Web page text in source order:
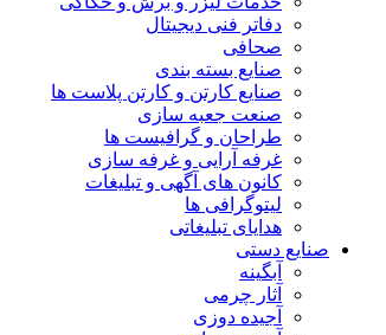
دفاتر فنی دیجیتال
صحافی
صنایع بسته بندی
صنایع کارتن و کارتن پلاست ها
صنعت جعبه سازی
طراحان و گرافیست ها
غرفه آرایی و غرفه سازی
کانون های آگهی و تبلیغات
لیتوگرافی ها
هدایای تبلیغاتی
صنایع دستی
آبگینه
آثار چرمی
آجیده دوزی